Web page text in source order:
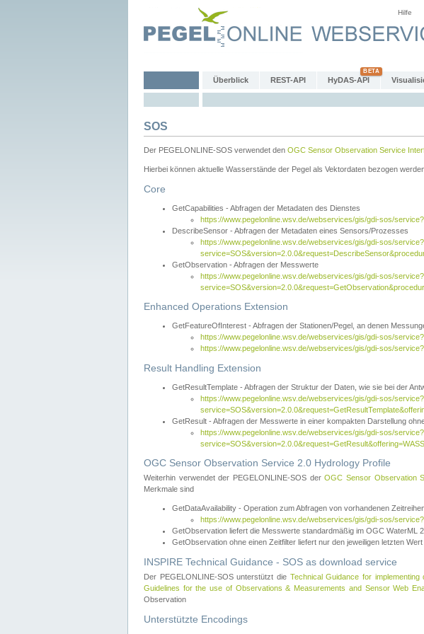
Hilfe
Überblick REST-API HyDAS-API
SOS
Der PEGELONLINE-SOS verwendet den OGC Sensor Observation Service
Hierbei können aktuelle Wasserstände der Pegel als Vektordaten bezogen
Core
GetCapabilities - Abfragen der Metadaten des Dienstes
https://www.pegelonline.wsv.de/webservices/gis/gdi-sos/
DescribeSensor - Abfragen der Metadaten eines Sensors/Prozesses
https://www.pegelonline.wsv.de/webservices/gis/gdi-sos/service?
GetObservation - Abfragen der Messwerte
https://www.pegelonline.wsv.de/webservices/gis/gdi-sos/service?
Enhanced Operations Extension
GetFeatureOfInterest - Abfragen der Stationen/Pegel, an denen
https://www.pegelonline.wsv.de/webservices/gis/gdi-sos/
https://www.pegelonline.wsv.de/webservices/gis/gdi-sos/
Result Handling Extension
GetResultTemplate - Abfragen der Struktur der Daten, wie sie bei der
https://www.pegelonline.wsv.de/webservices/gis/gdi-sos/service?
GetResult - Abfragen der Messwerte in einer kompakten Darstellung
https://www.pegelonline.wsv.de/webservices/gis/gdi-sos/service?
OGC Sensor Observation Service 2.0 Hydrology Profile
Weiterhin verwendet der PEGELONLINE-SOS derOGC Sensor Observation
Merkmale sind
GetDataAvailability - Operation zum Abfragen von vorhandenen
https://www.pegelonline.wsv.de/webservices/gis/gdi-sos/
GetObservation liefert die Messwerte standardmäßig im OGC WaterML
GetObservation ohne einen Zeitfilter liefert nur den jeweiligen letzten
INSPIRE Technical Guidance - SOS as download service
Der PEGELONLINE-SOS unterstützt die Technical Guidance for
Guidelines for the use of Observations & Measurements and Sensor Web
Observation
Unterstützte Encodings